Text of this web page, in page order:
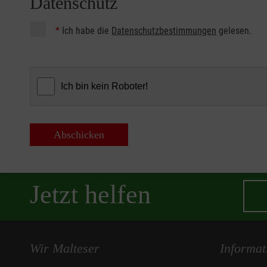
* Ich habe die Datenschutzbestimmungen gelesen.
Abschicken
Jetzt helfen
Wir Malteser